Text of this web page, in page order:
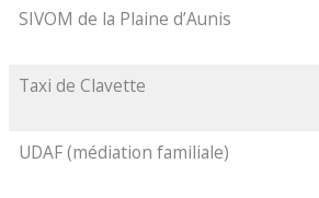
SIVOM de la Plaine d’Aunis
Taxi de Clavette
UDAF (médiation familiale)